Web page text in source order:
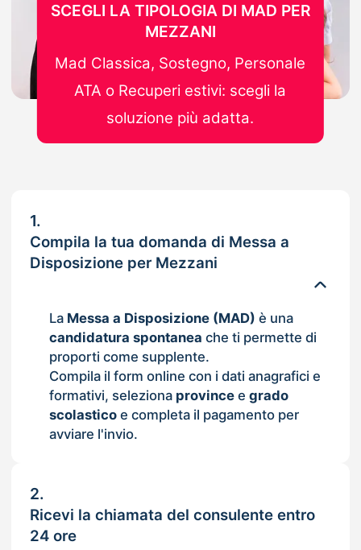
1.
Compila la tua domanda di Messa a
Disposizione per Mezzani
La Messa a Disposizione (MAD) è una
candidatura spontanea che ti permette di
proporti come supplente.
Compila il form online con i dati anagrafici e
formativi, seleziona provincee grado
scolasticoe completa il pagamento per
avviare l'invio.
2.
Ricevi la chiamata del consulente entro
24 ore
SCEGLI LA TIPOLOGIA DI MAD PER
MEZZANI
Mad Classica, Sostegno, Personale
ATA o Recuperi estivi: scegli la
soluzione più adatta.